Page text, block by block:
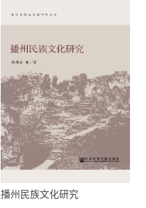
播州民族文化研究